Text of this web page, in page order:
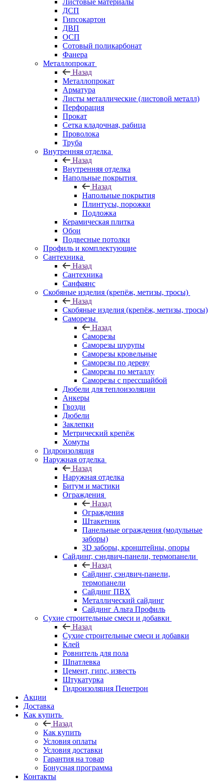
Листовые материалы
ДСП
Гипсокартон
ДВП
ОСП
Сотовый поликарбонат
Фанера
Металлопрокат
Назад
Металлопрокат
Арматура
Листы металлические (листовой металл)
Перфорация
Прокат
Сетка кладочная, рабица
Проволока
Труба
Внутренняя отделка
Назад
Внутренняя отделка
Напольные покрытия
Назад
Напольные покрытия
Плинтусы, порожки
Подложка
Керамическая плитка
Обои
Подвесные потолки
Профиль и комплектующие
Сантехника
Назад
Сантехника
Санфаянс
Скобяные изделия (крепёж, метизы, тросы)
Назад
Скобяные изделия (крепёж, метизы, тросы)
Саморезы
Назад
Саморезы
Саморезы шурупы
Саморезы кровельные
Саморезы по дереву
Саморезы по металлу
Саморезы с прессшайбой
Дюбели для теплоизоляции
Анкеры
Гвозди
Дюбели
Заклепки
Метрический крепёж
Хомуты
Гидроизоляция
Наружная отделка
Назад
Наружная отделка
Битум и мастики
Ограждения
Назад
Ограждения
Штакетник
Панельные ограждения (модульные
заборы)
3D заборы, кронштейны, опоры
Cайдинг, сэндвич-панели, термопанели
Назад
Cайдинг, сэндвич-панели,
термопанели
Сайдинг ПВХ
Металлический сайдинг
Сайдинг Альта Профиль
Сухие строительные смеси и добавки
Назад
Сухие строительные смеси и добавки
Клей
Ровнитель для пола
Шпатлевка
Цемент, гипс, известь
Штукатурка
Гидроизоляция Пенетрон
Акции
Доставка
Как купить
Назад
Как купить
Условия оплаты
Условия доставки
Гарантия на товар
Бонусная программа
Контакты